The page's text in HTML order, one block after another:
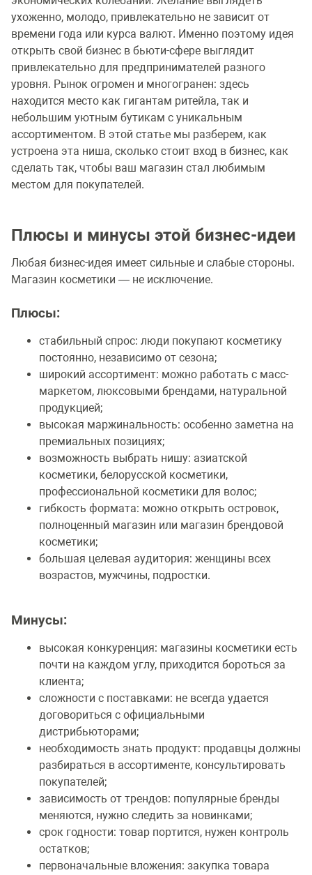
ухоженно, молодо, привлекательно не зависит от
времени года или курса валют. Именно поэтому идея
открыть свой бизнес в бьюти-сфере выглядит
привлекательно для предпринимателей разного
уровня. Рынок огромен и многогранен: здесь
находится место как гигантам ритейла, так и
небольшим уютным бутикам с уникальным
ассортиментом. В этой статье мы разберем, как
устроена эта ниша, сколько стоит вход в бизнес, как
сделать так, чтобы ваш магазин стал любимым
местом для покупателей.
Плюсы и минусы этой бизнес-идеи
Любая бизнес-идея имеет сильные и слабые стороны.
Магазин косметики — не исключение.
Плюсы:
стабильный спрос: люди покупают косметику
постоянно, независимо от сезона;
широкий ассортимент: можно работать с масс-
маркетом, люксовыми брендами, натуральной
продукцией;
высокая маржинальность: особенно заметна на
премиальных позициях;
возможность выбрать нишу: азиатской
косметики, белорусской косметики,
профессиональной косметики для волос;
гибкость формата: можно открыть островок,
полноценный магазин или магазин брендовой
косметики;
большая целевая аудитория: женщины всех
возрастов, мужчины, подростки.
Минусы:
высокая конкуренция: магазины косметики есть
почти на каждом углу, приходится бороться за
клиента;
сложности с поставками: не всегда удается
договориться с официальными
дистрибьюторами;
необходимость знать продукт: продавцы должны
разбираться в ассортименте, консультировать
покупателей;
зависимость от трендов: популярные бренды
меняются, нужно следить за новинками;
срок годности: товар портится, нужен контроль
остатков;
первоначальные вложения: закупка товара